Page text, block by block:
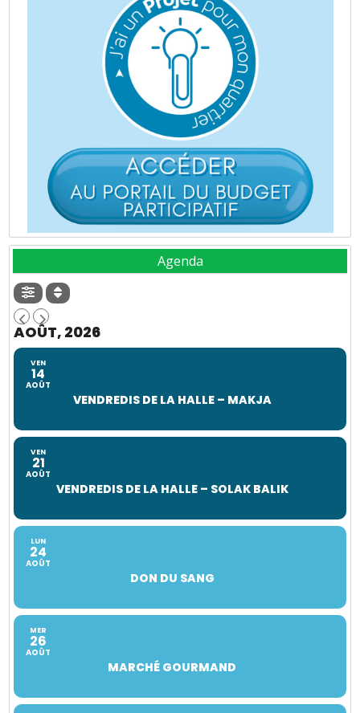
Agenda
AOÛT, 2026
VEN
14
AOÛT
VENDREDIS DE LA HALLE – MAKJA
VEN
21
AOÛT
VENDREDIS DE LA HALLE – SOLAK BALIK
LUN
24
AOÛT
DON DU SANG
MER
26
AOÛT
MARCHÉ GOURMAND